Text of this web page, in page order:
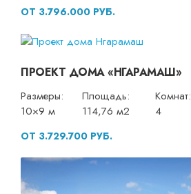
ОТ 3.796.000 РУБ.
ПРОЕКТ ДОМА «НГАРАМАШ»
Размеры:
10×9 м
Площадь:
114,76 м2
Комнат:
4
ОТ 3.729.700 РУБ.